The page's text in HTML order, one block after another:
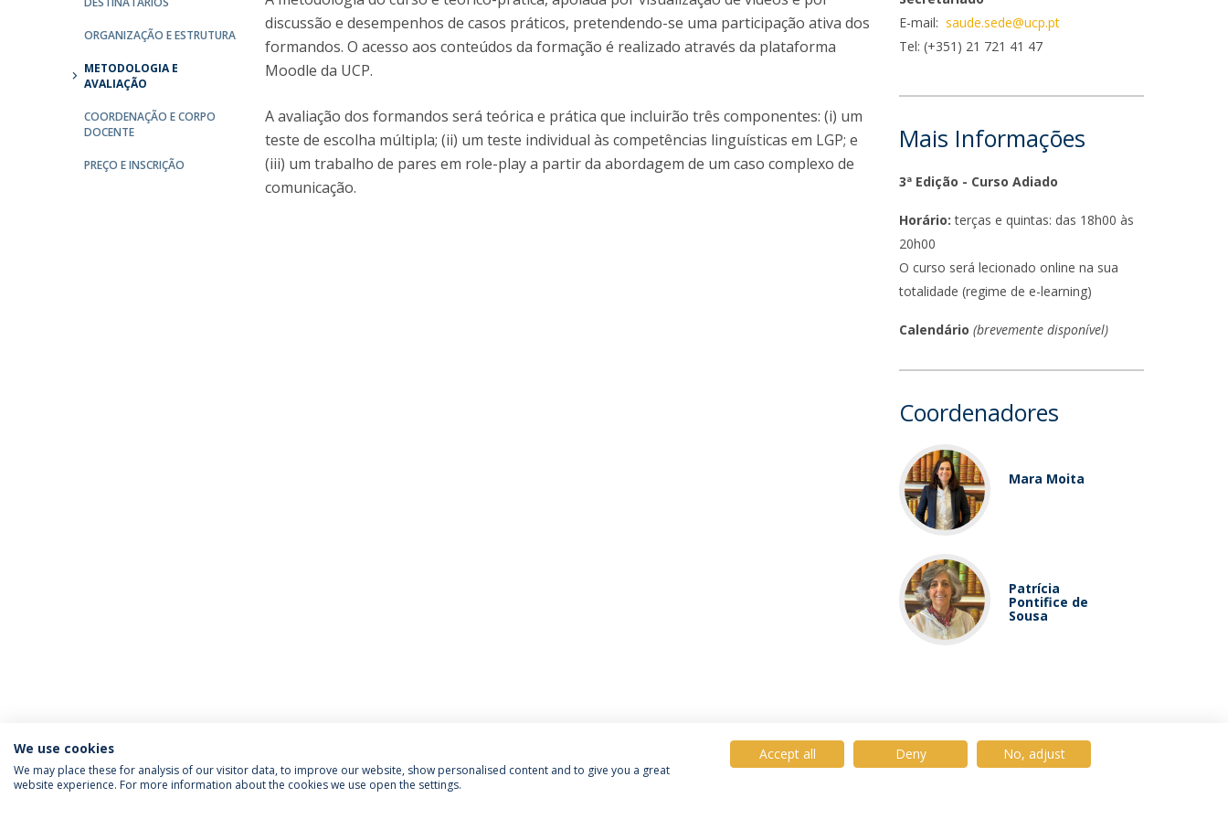
Microcredenciais
UCP2 Mental Health
Contacts
ORGANIZAÇÃO E ESTRUTURA
METODOLOGIA E
AVALIAÇÃO
COORDENAÇÃO E CORPO
DOCENTE
PREÇO E INSCRIÇÃO
discussão e desempenhos de casos práticos, pretendendo-se uma participação ativa dos
formandos. O acesso aos conteúdos da formação é realizado através da plataforma
Moodle da UCP.
A avaliação dos formandos será teórica e prática que incluirão três componentes: (i) um
teste de escolha múltipla; (ii) um teste individual às competências linguísticas em LGP; e
(iii) um trabalho de pares em role-play a partir da abordagem de um caso complexo de
comunicação.
E-mail: saude.sede@ucp.pt
Tel: (+351) 21 721 41 47
Mais Informações
3ª Edição - Curso Adiado
Horário: terças e quintas: das 18h00 às
20h00
O curso será lecionado online na sua
totalidade (regime de e-learning)
Calendário(brevemente disponível)
Coordenadores
Mara Moita
Patrícia
Pontifice de
Sousa
We use cookies
We may place these for analysis of our visitor data, to improve our website, show personalised content and to give you a great
website experience. For more information about the cookies we use open the settings.
Accept all Deny No, adjust